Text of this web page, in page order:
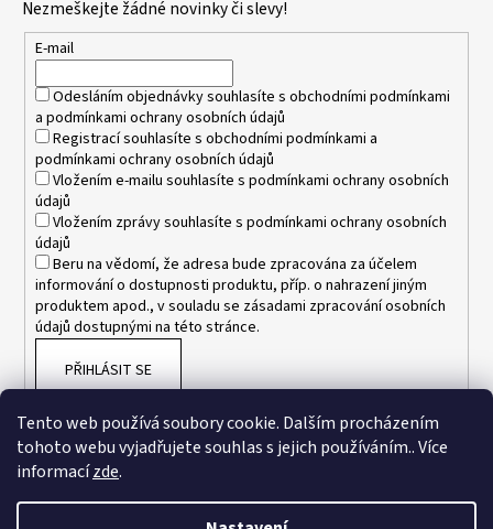
Tento web používá soubory cookie. Dalším procházením
tohoto webu vyjadřujete souhlas s jejich používáním.. Více
informacízde.
Nezmeškejte žádné novinky či slevy!
E-mail
Odesláním objednávky souhlasíte s obchodními podmínkami
a podmínkami ochrany osobních údajů
Registrací souhlasíte s obchodními podmínkami a
podmínkami ochrany osobních údajů
Vložením e-mailu souhlasíte s podmínkami ochrany osobních
údajů
Vložením zprávy souhlasíte s podmínkami ochrany osobních
údajů
Beru na vědomí, že adresa bude zpracována za účelem
informování o dostupnosti produktu, příp. o nahrazení jiným
produktem apod., v souladu se zásadami zpracování osobních
údajů dostupnými na této stránce.
PŘIHLÁSIT SE